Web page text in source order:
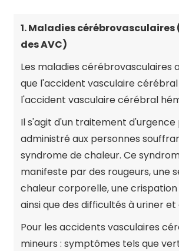
1. Maladies cérébrovasculaires
des AVC)
Les maladies cérébrovasculaires
que l'accident vasculaire
l'accident vasculaire cérébral
Il s'agit d'un traitement
administré aux personnes
syndrome de chaleur. Ce
manifeste par des rougeurs, une
chaleur corporelle, une crispation
ainsi que des difficultés à uriner
Pour les accidents vasculaires
mineurs : symptômes tels que